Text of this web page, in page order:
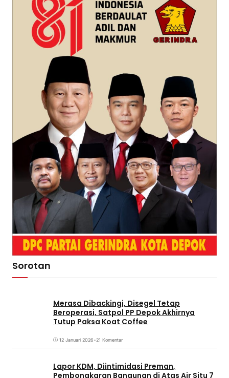
Sorotan
Merasa Dibackingi, Disegel Tetap
Beroperasi, Satpol PP Depok Akhirnya
Tutup Paksa Koat Coffee
12 Januari 2026•21 Komentar
Lapor KDM, Diintimidasi Preman,
Pembongkaran Bangunan di Atas Air Situ 7